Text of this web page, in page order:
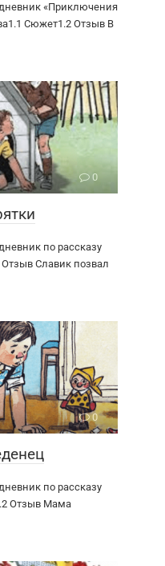
«Приключения
Сюжет1.2 Отзыв В
0
по рассказу
Славик позвал
0
по рассказу
Отзыв Мама